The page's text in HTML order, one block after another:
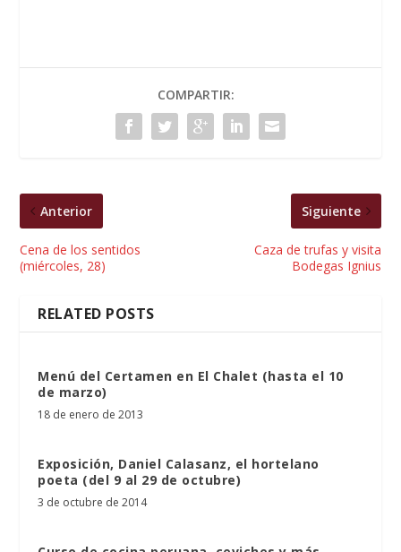
COMPARTIR:
Anterior
Cena de los sentidos
(miércoles, 28)
Siguiente
Caza de trufas y visita
Bodegas Ignius
RELATED POSTS
Menú del Certamen en El Chalet (hasta el 10
de marzo)
18 de enero de 2013
Exposición, Daniel Calasanz, el hortelano
poeta (del 9 al 29 de octubre)
3 de octubre de 2014